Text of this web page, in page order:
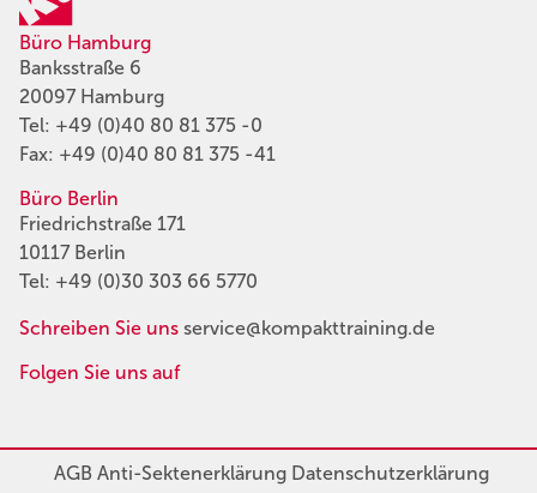
Büro Hamburg
Banksstraße 6
20097 Hamburg
Tel: +49 (0)40 80 81 375 -0
Fax: +49 (0)40 80 81 375 -41
Büro Berlin
Friedrichstraße 171
10117 Berlin
Tel: +49 (0)30 303 66 5770
Schreiben Sie uns service@kompakttraining.de
Folgen Sie uns auf
AGBAnti-SektenerklärungDatenschutzerklärung